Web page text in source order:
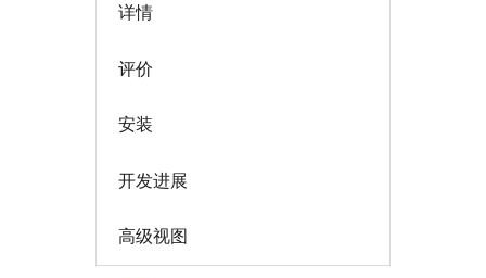
详情
评价
安装
开发进展
高级视图